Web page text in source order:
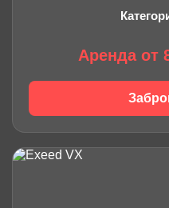
Аренда от